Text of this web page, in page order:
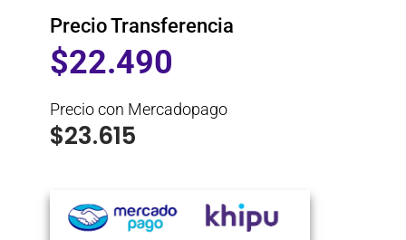
Precio Transferencia
$22.490
Precio con Mercadopago
$23.615